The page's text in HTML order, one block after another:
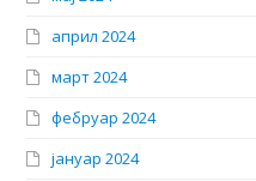
април 2024
март 2024
фебруар 2024
јануар 2024